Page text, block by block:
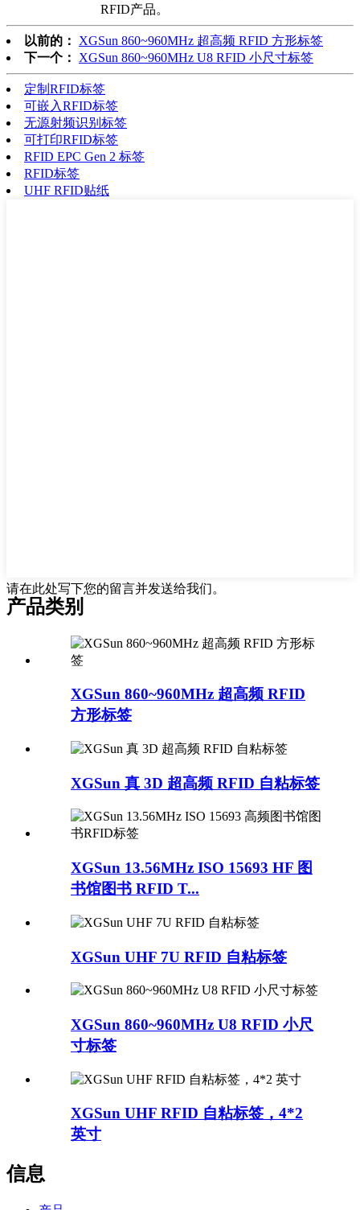
RFID产品。
以前的：
XGSun 860~960MHz 超高频 RFID 方形标签
下一个：
XGSun 860~960MHz U8 RFID 小尺寸标签
定制RFID标签
可嵌入RFID标签
无源射频识别标签
可打印RFID标签
RFID EPC Gen 2 标签
RFID标签
UHF RFID贴纸
请在此处写下您的留言并发送给我们。
产品类别
XGSun 860~960MHz 超高频 RFID
方形标签
XGSun 真 3D 超高频 RFID 自粘标签
XGSun 13.56MHz ISO 15693 HF 图
书馆图书 RFID T...
XGSun UHF 7U RFID 自粘标签
XGSun 860~960MHz U8 RFID 小尺
寸标签
XGSun UHF RFID 自粘标签，4*2
英寸
信息